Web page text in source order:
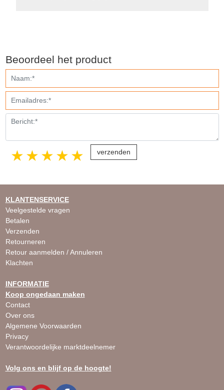
Beoordeel het product
5 stars
4 stars
3 stars
2 stars
1 star
KLANTENSERVICE
Veelgestelde vragen
Betalen
Verzenden
Retourneren
Retour aanmelden / Annuleren
Klachten
INFORMATIE
Koop ongedaan maken
Contact
Over ons
Algemene Voorwaarden
Privacy
Verantwoordelijke marktdeelnemer
Volg ons en blijf op de hoogte!